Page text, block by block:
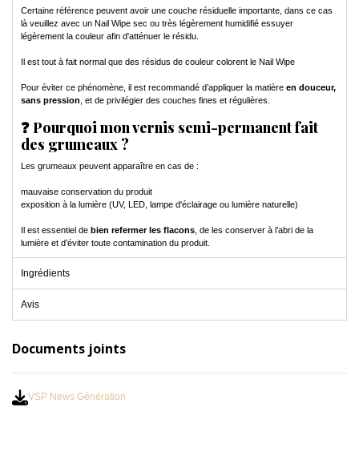
Certaine référence peuvent avoir une couche résiduelle importante, dans ce cas
là veuillez avec un Nail Wipe sec ou très légèrement humidifié essuyer
légèrement la couleur afin d'atténuer le résidu.
Il est tout à fait normal que des résidus de couleur colorent le Nail Wipe
Pour éviter ce phénomène, il est recommandé d’appliquer la matière en douceur,
sans pression, et de privilégier des couches fines et régulières.
❓ Pourquoi mon vernis semi-permanent fait
des grumeaux ?
Les grumeaux peuvent apparaître en cas de :
mauvaise conservation du produit
exposition à la lumière (UV, LED, lampe d'éclairage ou lumière naturelle)
Il est essentiel de bien refermer les flacons, de les conserver à l’abri de la
lumière et d’éviter toute contamination du produit.
Ingrédients
Avis
Documents joints
VSP News Génération